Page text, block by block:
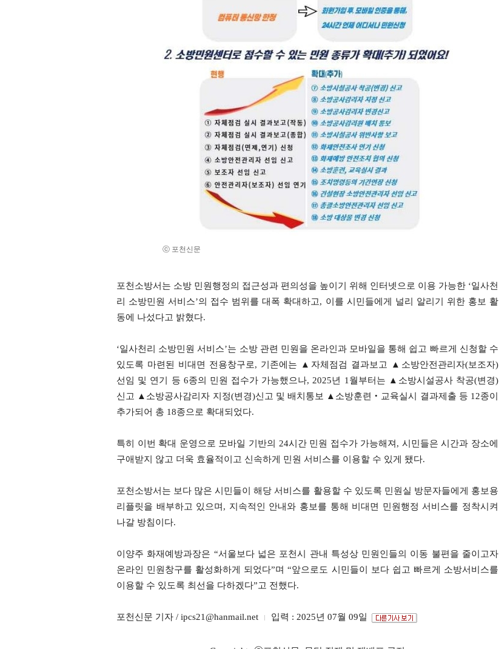
ⓒ 포천신문
포천소방서는 소방 민원행정의 접근성과 편의성을 높이기 위해 인터넷으로 이용 가능한 ‘일사천
리 소방민원 서비스’의 접수 범위를 대폭 확대하고, 이를 시민들에게 널리 알리기 위한 홍보 활
동에 나섰다고 밝혔다.
‘일사천리 소방민원 서비스’는 소방 관련 민원을 온라인과 모바일을 통해 쉽고 빠르게 신청할 수
있도록 마련된 비대면 전용창구로, 기존에는 ▲자체점검 결과보고 ▲소방안전관리자(보조자)
선임 및 연기 등 6종의 민원 접수가 가능했으나, 2025년 1월부터는 ▲소방시설공사 착공(변경)
신고 ▲소방공사감리자 지정(변경)신고 및 배치통보 ▲소방훈련‧교육실시 결과제출 등 12종이
추가되어 총 18종으로 확대되었다.
특히 이번 확대 운영으로 모바일 기반의 24시간 민원 접수가 가능해져, 시민들은 시간과 장소에
구애받지 않고 더욱 효율적이고 신속하게 민원 서비스를 이용할 수 있게 됐다.
포천소방서는 보다 많은 시민들이 해당 서비스를 활용할 수 있도록 민원실 방문자들에게 홍보용
리플릿을 배부하고 있으며, 지속적인 안내와 홍보를 통해 비대면 민원행정 서비스를 정착시켜
나갈 방침이다.
이양주 화재예방과장은 “서울보다 넓은 포천시 관내 특성상 민원인들의 이동 불편을 줄이고자
온라인 민원창구를 활성화하게 되었다”며 “앞으로도 시민들이 보다 쉽고 빠르게 소방서비스를
이용할 수 있도록 최선을 다하겠다”고 전했다.
포천신문 기자 / ipcs21@hanmail.net 입력 : 2025년 07월 09일